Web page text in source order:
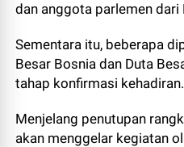
dan anggota parlemen dari
Sementara itu, beberapa
Besar Bosnia dan Duta
tahap konfirmasi kehadiran.
Menjelang penutupan
akan menggelar kegiatan